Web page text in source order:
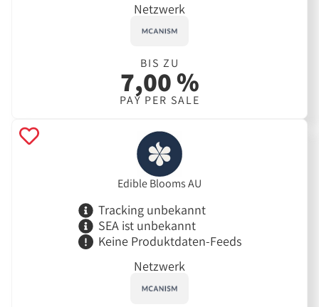
Netzwerk
BIS ZU
7,00 %
PAY PER SALE
Edible Blooms AU
Tracking unbekannt
SEA ist unbekannt
Keine Produktdaten-Feeds
Netzwerk